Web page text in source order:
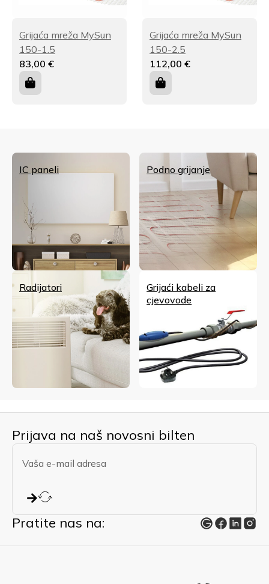
Grijaća mreža MySun
150-1.5
83,00 €
Grijaća mreža MySun
150-2.5
112,00 €
IC paneli Podno grijanje
Radijatori
Grijaći kabeli za
cjevovode
Prijava na naš novosni bilten
Pratite nas na: